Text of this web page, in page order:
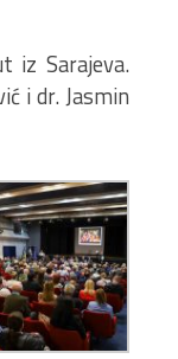
iz Sarajeva.
i dr. Jasmin